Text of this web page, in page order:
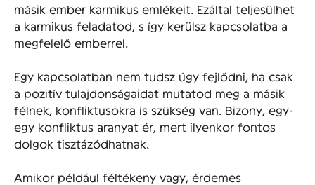
másik ember karmikus emlékeit. Ezáltal teljesülhet
a karmikus feladatod, s így kerülsz kapcsolatba a
megfelelő emberrel.
Egy kapcsolatban nem tudsz úgy fejlődni, ha csak
a pozitív tulajdonságaidat mutatod meg a másik
félnek, konfliktusokra is szükség van. Bizony, egy-
egy konfliktus aranyat ér, mert ilyenkor fontos
dolgok tisztázódhatnak.
Amikor például féltékeny vagy, érdemes